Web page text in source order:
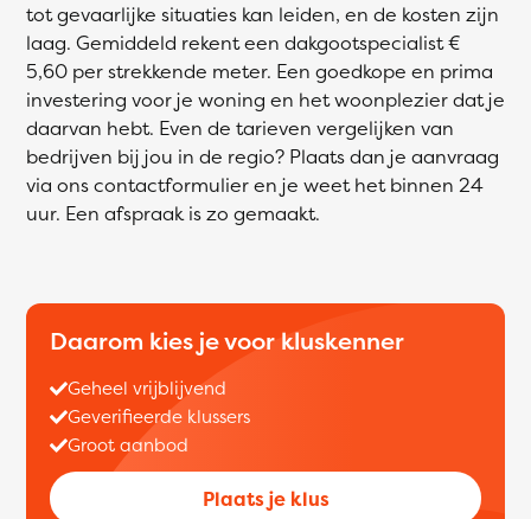
tot gevaarlijke situaties kan leiden, en de kosten zijn
laag. Gemiddeld rekent een dakgootspecialist €
5,60 per strekkende meter. Een goedkope en prima
investering voor je woning en het woonplezier dat je
daarvan hebt. Even de tarieven vergelijken van
bedrijven bij jou in de regio? Plaats dan je aanvraag
via ons contactformulier en je weet het binnen 24
uur. Een afspraak is zo gemaakt.
Daarom kies je voor kluskenner
Geheel vrijblijvend
Geverifieerde klussers
Groot aanbod
Plaats je klus